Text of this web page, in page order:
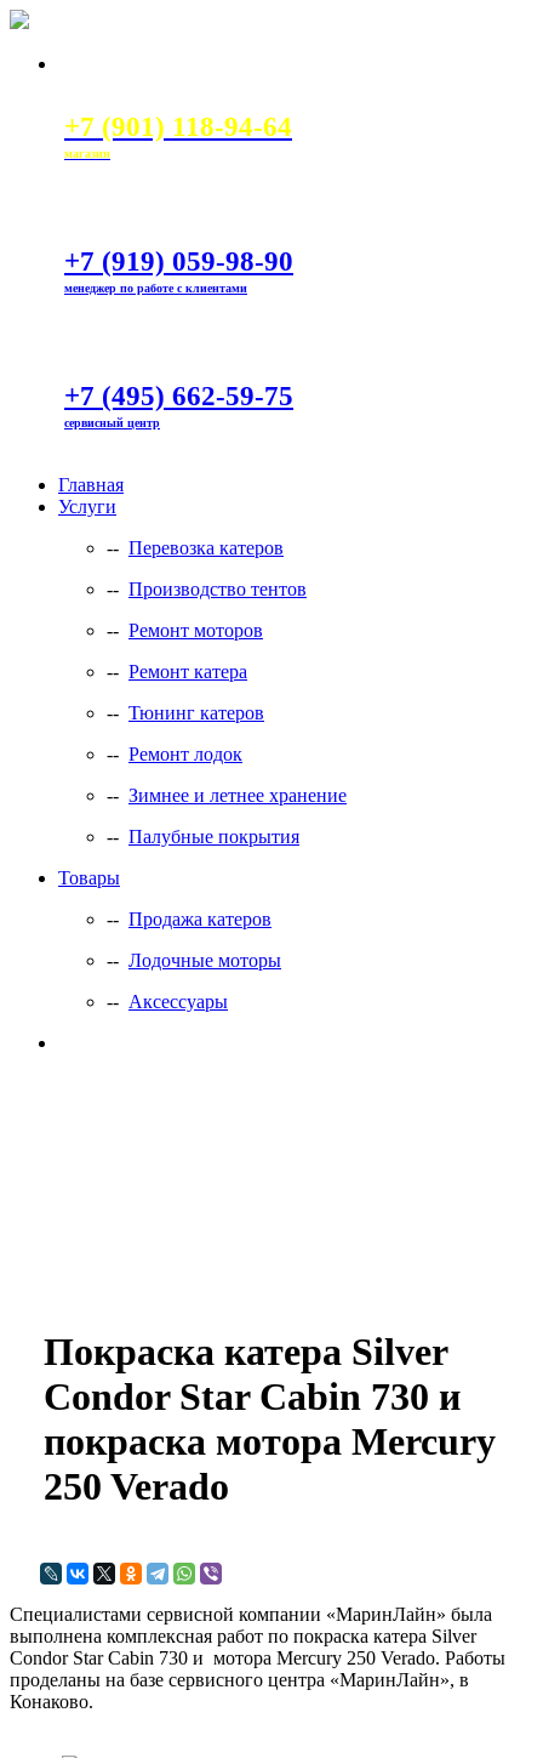
+7 (901) 118-94-64
магазин
+7 (919) 059-98-90
менеджер по работе с клиентами
+7 (495) 662-59-75
сервисный центр
Главная
Услуги
-- Перевозка катеров
-- Производство тентов
-- Ремонт моторов
-- Ремонт катера
-- Тюнинг катеров
-- Ремонт лодок
-- Зимнее и летнее хранение
-- Палубные покрытия
Товары
-- Продажа катеров
-- Лодочные моторы
-- Аксессуары
Покраска катера Silver
Condor Star Cabin 730 и
покраска мотора Mercury
250 Verado
Специалистами сервисной компании «МаринЛайн» была
выполнена комплексная работ по покраска катера Silver
Condor Star Cabin 730 и мотора Mercury 250 Verado. Работы
проделаны на базе сервисного центра «МаринЛайн», в
Конаково.